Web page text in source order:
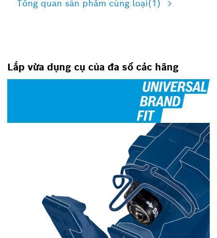
Tổng quan sản phẩm cùng loại(1)
Lắp vừa dụng cụ của đa số các hãng